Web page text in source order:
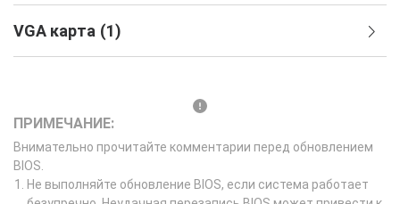
VGA карта (1)
ПРИМЕЧАНИЕ:
Внимательно прочитайте комментарии перед обновлением
BIOS.
Не выполняйте обновление BIOS, если система работает